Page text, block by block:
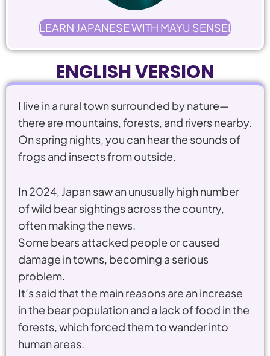
LEARN JAPANESE WITH MAYU SENSEI
ENGLISH VERSION
I live in a rural town surrounded by nature—
there are mountains, forests, and rivers nearby.
On spring nights, you can hear the sounds of
frogs and insects from outside.
In 2024, Japan saw an unusually high number
of wild bear sightings across the country,
often making the news.
Some bears attacked people or caused
damage in towns, becoming a serious
problem.
It’s said that the main reasons are an increase
in the bear population and a lack of food in the
forests, which forced them to wander into
human areas.